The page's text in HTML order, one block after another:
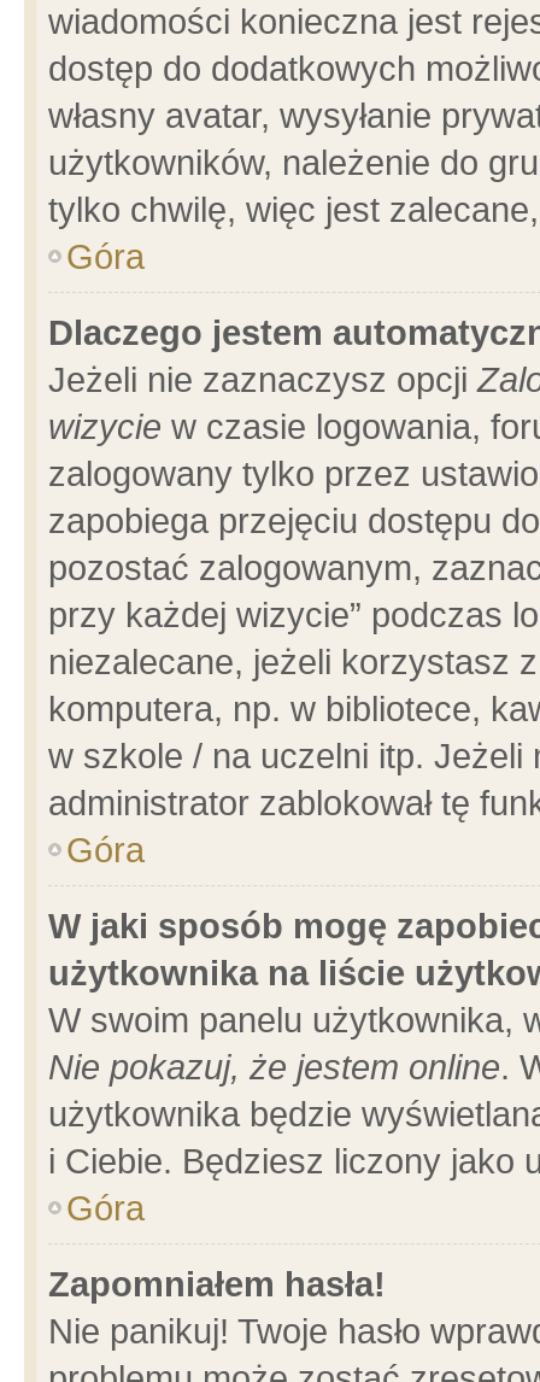
wiadomości konieczna jest
dostęp do dodatkowych
własny avatar, wysyłanie
użytkowników, należenie do
tylko chwilę, więc jest
Góra
Dlaczego jestem
Jeżeli nie zaznaczysz opcji
wizycie w czasie logowania,
zalogowany tylko przez
zapobiega przejęciu dostępu
pozostać zalogowanym,
przy każdej wizycie” podczas
niezalecane, jeżeli korzystasz
komputera, np. w bibliotece,
w szkole / na uczelni itp.
administrator zablokował tę
Góra
W jaki sposób mogę
użytkownika na liście
W swoim panelu użytkownika,
Nie pokazuj, że jestem online.
użytkownika będzie
i Ciebie. Będziesz liczony jako
Góra
Zapomniałem hasła!
Nie panikuj! Twoje hasło